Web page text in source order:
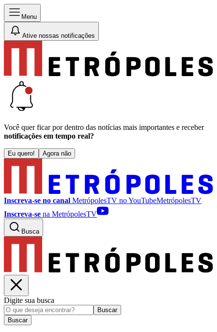
Menu
Ative nossas notificações
Você quer ficar por dentro das notícias mais importantes e receber
notificações em tempo real?
Eu quero! Agora não
Inscreva-se no canal MetrópolesTV noYouTubeMetrópolesTV
Inscreva-se na MetrópolesTV
Busca
Digite sua busca
Buscar
Buscar